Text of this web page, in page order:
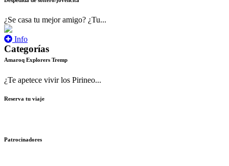
¿Se casa tu mejor amigo? ¿Tu...
Info
Amaroq Explorers Tremp
¿Te apetece vivir los Pirineo...
Categorías
Reserva tu viaje
Patrocinadores